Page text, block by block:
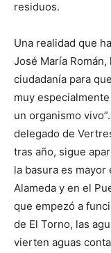
residuos.
Una realidad que
José María
ciudadanía para
muy
un organismo
delegado de
tras año, sigue
la basura es
Alameda y en el
que empezó a
de El Torno, las
vierten aguas